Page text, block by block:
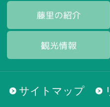
サイトマップ